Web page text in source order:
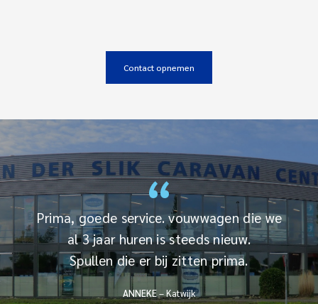
“
Prima, goede service. vouwwagen die we
al 3 jaar huren is steeds nieuw.
Spullen die er bij zitten prima.
ANNEKE– Katwijk